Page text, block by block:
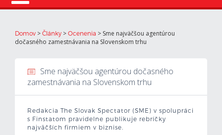
Mzdová kalkulačka
Vytvor si životopis
Uchádzači
Domov > Články > Ocenenia > Sme najväčšou agentúrou
dočasného zamestnávania na Slovenskom trhu
Sme najväčšou agentúrou dočasného
zamestnávania na Slovenskom trhu
Redakcia The Slovak Spectator (SME) v spolupráci
s Finstatom pravidelne publikuje rebríčky
najväčších firmiem v biznise.